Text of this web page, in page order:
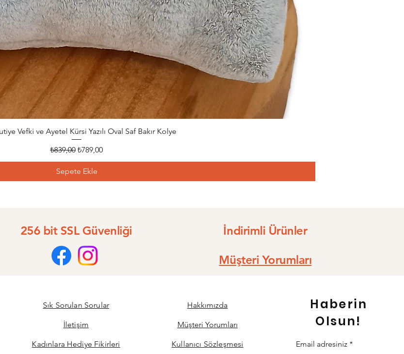
Hızlı Bakış
Vefki ve Ayetel Kürsi Yazılı Oval Saf Bakır Kolye
Normal Fiyat
₺839,00 İndirimli Fiyat
₺789,00
Sepete Ekle
256 bit SSL Güvenliği İndirimli Ürünler
Müşteri Yorumları
Sık Sorulan Sorular
İletişim
Kadınlara Hediye Fikirleri
Hakkımızda
Müşteri Yorumları
Kullanıcı Sözleşmesi
Haberin
Olsun!
Email adresiniz